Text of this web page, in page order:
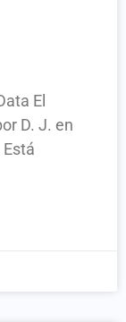
El
D. J. en